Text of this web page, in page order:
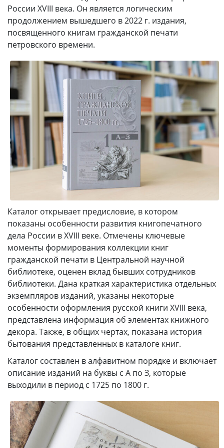
России XVIII века. Он является логическим
продолжением вышедшего в 2022 г. издания,
посвященного книгам гражданской печати
петровского времени.
Каталог открывает предисловие, в котором
показаны особенности развития книгопечатного
дела России в XVIII веке. Отмечены ключевые
моменты формирования коллекции книг
гражданской печати в Центральной научной
библиотеке, оценен вклад бывших сотрудников
библиотеки. Дана краткая характеристика отдельных
экземпляров изданий, указаны некоторые
особенности оформления русской книги XVIII века,
представлена информация об элементах книжного
декора. Также, в общих чертах, показана история
бытования представленных в каталоге книг.
Каталог составлен в алфавитном порядке и включает
описание изданий на буквы с А по З, которые
выходили в период с 1725 по 1800 г.